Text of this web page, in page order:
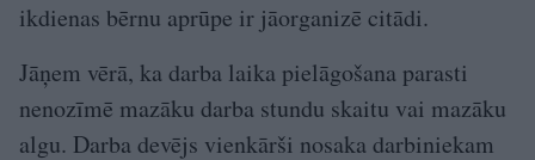
ikdienas bērnu aprūpe ir jāorganizē citādi.
Jāņem vērā, ka darba laika pielāgošana parasti
nenozīmē mazāku darba stundu skaitu vai mazāku
algu. Darba devējs vienkārši nosaka darbiniekam